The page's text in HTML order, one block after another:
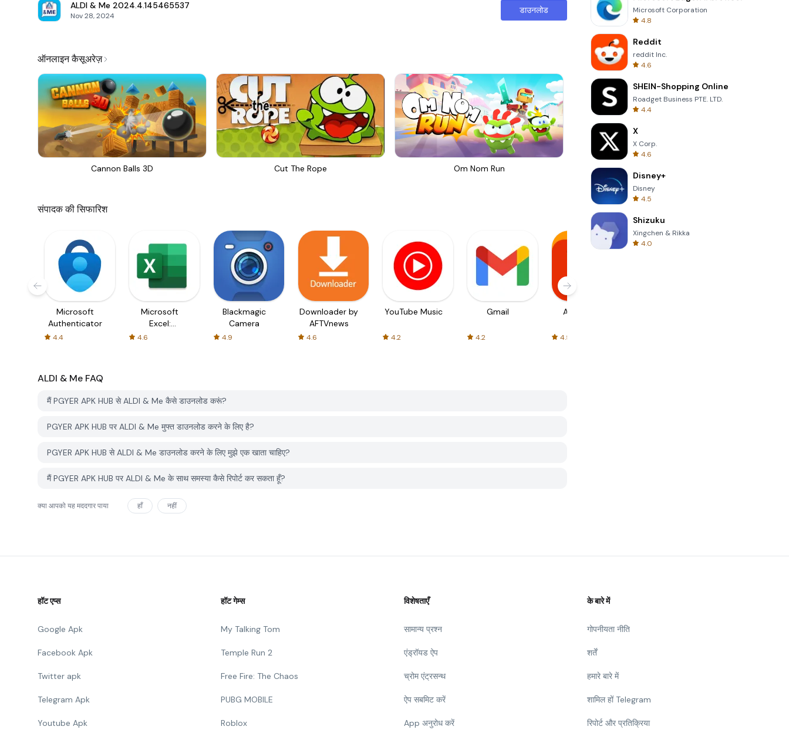
ALDI & Me 2024.4.145465537
Nov 28, 2024
डाउनलोड
ऑनलाइन कैसूअरेज़
Cannon Balls 3D Cut The Rope Om Nom Run Solitaire Klondike
संपादक की सिफारिश
Microsoft
Authenticator
4.4
Microsoft
Excel:
Spreadsheets
4.6
Blackmagic
Camera
4.9
Downloader by
AFTVnews
4.6
YouTube Music
4.2
Gmail
4.2
AliExpress
4.5
ALDI & Me FAQ
मैं PGYER APK HUB से ALDI & Me कैसे डाउनलोड करूं?
PGYER APK HUB पर ALDI & Me मुफ्त डाउनलोड करने के लिए है?
PGYER APK HUB से ALDI & Me डाउनलोड करने के लिए मुझे एक खाता चाहिए?
मैं PGYER APK HUB पर ALDI & Me के साथ समस्या कैसे रिपोर्ट कर सकता हूँ?
क्या आपको यह मददगार पाया हाँ नहीं
Microsoft Corporation
4.8
Reddit
reddit Inc.
4.6
SHEIN-Shopping Online
Roadget Business PTE. LTD.
4.4
X
X Corp.
4.6
Disney+
Disney
4.5
Shizuku
Xingchen & Rikka
4.0
हॉट एप्स
Google Apk
Facebook Apk
Twitter apk
Telegram Apk
Youtube Apk
हॉट गेम्स
My Talking Tom
Temple Run 2
Free Fire: The Chaos
PUBG MOBILE
Roblox
विशेषताएँ
सामान्य प्रश्न
एंड्रॉयड ऐप
च्रोम एंट्रसन्थ
ऐप सबमिट करें
App अनुरोध करें
के बारे में
गोपनीयता नीति
शर्तें
हमारे बारे में
शामिल हों Telegram
रिपोर्ट और प्रतिक्रिया